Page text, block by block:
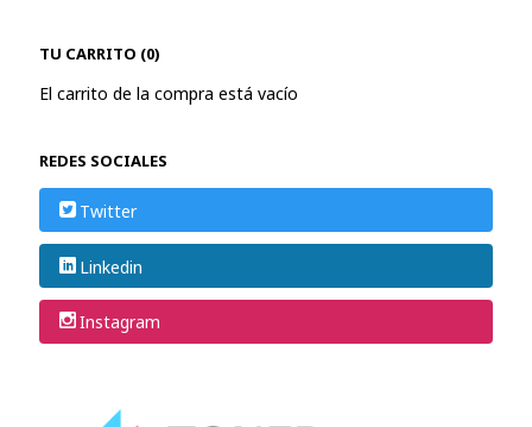
TU CARRITO (0)
El carrito de la compra está vacío
REDES SOCIALES
Twitter
Linkedin
Instagram